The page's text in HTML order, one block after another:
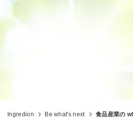
Ingredion Be what's next 食品産業の